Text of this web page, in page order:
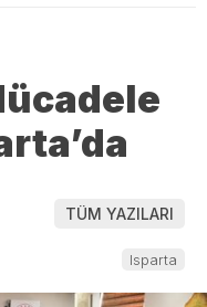
TÜM YAZILARI
Isparta